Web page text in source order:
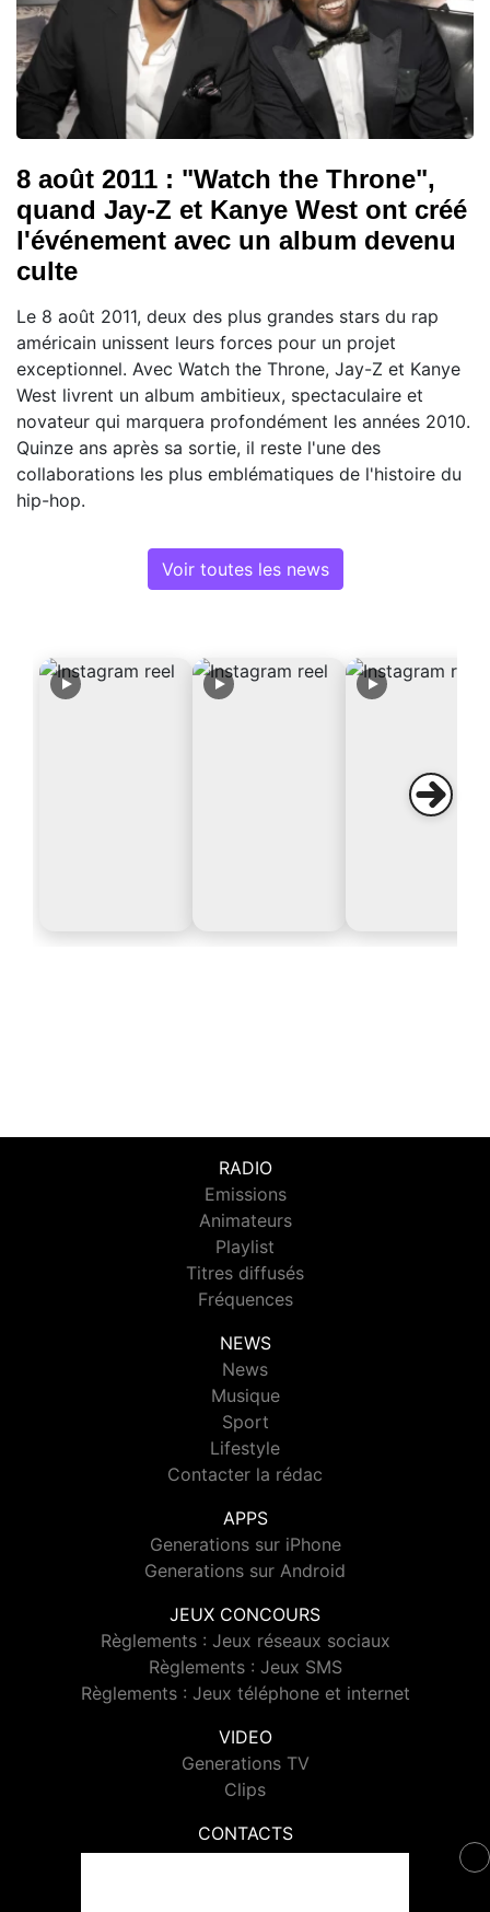
8 août 2011 : "Watch the Throne",
quand Jay-Z et Kanye West ont créé
l'événement avec un album devenu
culte
Le 8 août 2011, deux des plus grandes stars du rap
américain unissent leurs forces pour un projet
exceptionnel. Avec Watch the Throne, Jay-Z et Kanye
West livrent un album ambitieux, spectaculaire et
novateur qui marquera profondément les années 2010.
Quinze ans après sa sortie, il reste l'une des
collaborations les plus emblématiques de l'histoire du
hip-hop.
Voir toutes les news
RADIO
Emissions
Animateurs
Playlist
Titres diffusés
Fréquences
NEWS
News
Musique
Sport
Lifestyle
Contacter la rédac
APPS
Generations sur iPhone
Generations sur Android
JEUX CONCOURS
Règlements : Jeux réseaux sociaux
Règlements : Jeux SMS
Règlements : Jeux téléphone et internet
VIDEO
Generations TV
Clips
CONTACTS
Contacter Generations